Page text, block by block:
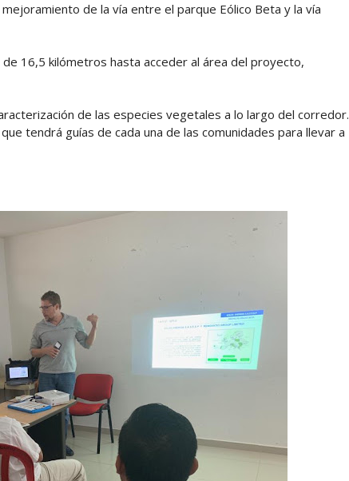
de la vía entre el parque Eólico Beta y la vía
16,5 kilómetros hasta acceder al área del proyecto,
de las especies vegetales a lo largo del corredor.
tendrá guías de cada una de las comunidades para llevar a